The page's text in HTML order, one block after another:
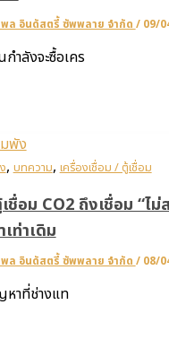
ล อินดัสตรี้ ซัพพลาย จำกัด / 09/
ำลังจะซื้อเคร
, บทความ, เครื่องเชื่อม / ตู้เชื่อม
ชื่อม CO2 ถึงเชื่อม “ไม่
ท่าเดิม
ล อินดัสตรี้ ซัพพลาย จำกัด / 08/
าที่ช่างแท